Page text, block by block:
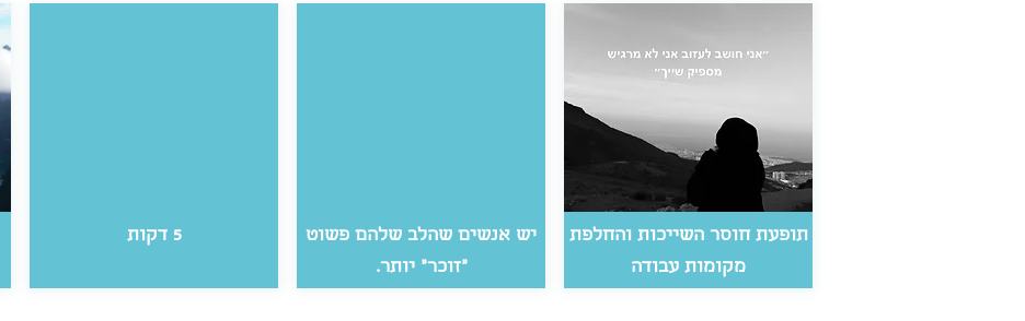
תופעת חוסר השייכות והחלפת
מקומות עבודה
יש אנשים שהלב שלהם פשוט
״זוכר״ יותר.
5 דקות